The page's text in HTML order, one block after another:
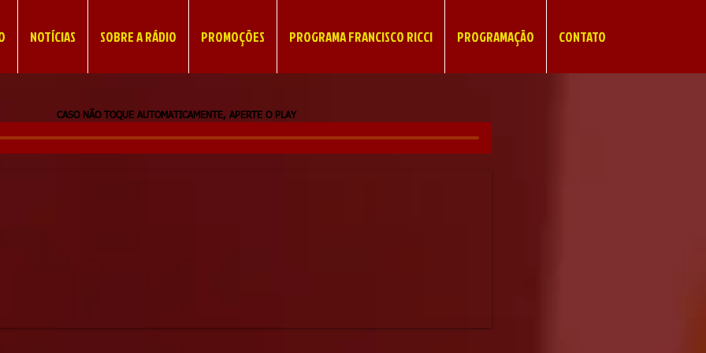
NOTÍCIAS SOBRE A RÁDIO PROMOÇÕES PROGRAMA FRANCISCO RICCI PROGRAMAÇÃO CONTATO
CASO NÃO TOQUE AUTOMATICAMENTE, APERTE O PLAY